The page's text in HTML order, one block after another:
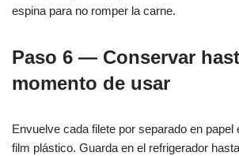
espina para no romper la carne.
Paso 6 — Conservar
momento de usar
Envuelve cada filete por separado en papel
film plástico. Guarda en el refrigerador